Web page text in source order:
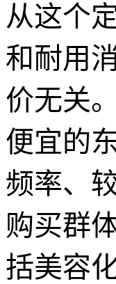
从这个
和耐用
价无关
便宜的
频率、
购买群
括美容